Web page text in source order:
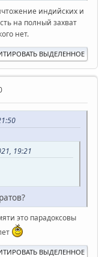
индийских и
на полный захват
нет.
ВЫДЕЛЕННОЕ
19:21
это парадоксовы
ВЫДЕЛЕННОЕ